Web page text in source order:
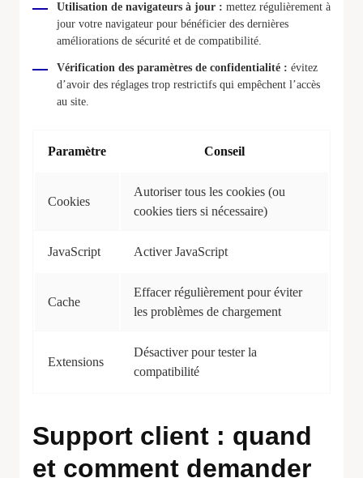
Utilisation de navigateurs à jour : mettez régulièrement à
jour votre navigateur pour bénéficier des dernières
améliorations de sécurité et de compatibilité.
Vérification des paramètres de confidentialité : évitez
d’avoir des réglages trop restrictifs qui empêchent l’accès
au site.
Paramètre Conseil
Cookies
Autoriser tous les cookies (ou
cookies tiers si nécessaire)
JavaScript Activer JavaScript
Cache
Effacer régulièrement pour éviter
les problèmes de chargement
Extensions
Désactiver pour tester la
compatibilité
Support client : quand
et comment demander